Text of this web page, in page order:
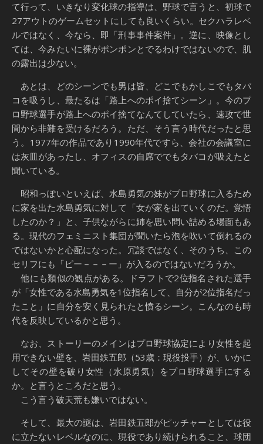
て行って、いきなり変化球の指導は、野球で言うと、初球で
27アウトのゲームセットにしても良いくらい。セクハラレベ
ルではなく、今なら、即「刑事事件案件」。逆に、映像とし
ては、今みたいに裸がポンポンとでるわけではないので、肌
の露出は少ない。
あとは、どのシーンでも男は皆、どこでもかしこでもタバ
コを吸うし、最たるは「路上へのポイ捨てシーン」。今のプ
ロ野球選手が路上へのポイ捨てなんてしていたら、速攻で世
間から非難を受けるだろう。ただ、そう言う時代だったと思
う。1977年の作品であり1990年代ですら、会社の会議室に
は灰皿があったし、オフィスの自席ででもタバコが吸えたと
聞いている。
昭和っぽいといえば、水島勇気の妹がプロ野球に入るため
に家を出た水島勇気に対して「女が家を出ていくのだ。覚悟
したのか？」と、子供ながらに姉を思い問い詰める場面もあ
る。現代のフェミニスト集団が聞いたら泡を吹いて倒れるの
ではないかと心配になった。冗談ではなく、そのうち、この
セリフにも「ピー－－－ー」が入るのではないだろうか。
他にも類似の観点がある。ドラフトで2位指名された選手
が「女性である水島勇気を1位指名して、自分が2位指名だっ
たこと」に自分を安く見られたと憤るシーン。こんなのも時
代を反映しているかと思う。
なお、ストーリーのメインはプロ野球協定により女性を起
用できない壁を、岩田鉄五郎（53歳：現役投手）が、いかに
してその壁を破り女性（水原勇気）をプロ野球選手にする
か。と言うところだと思う。
こう言う破天荒も嫌いではない。
そして、最大の謎は、岩田鉄五郎がピッチャーとしては役
に立たないレベルなのに、現役であり続けられること、球団